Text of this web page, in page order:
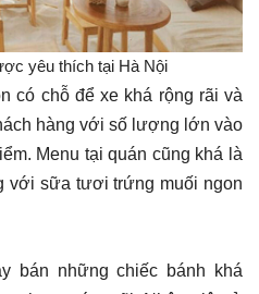
yêu thích tại Hà Nội
có chỗ để xe khá rộng rãi và
hàng với số lượng lớn vào
Menu tại quán cũng khá là
với sữa tươi trứng muối ngon
bán những chiếc bánh khá